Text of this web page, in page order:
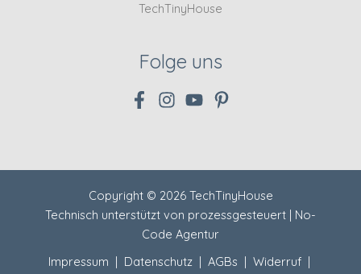
TechTinyHouse
Folge uns
Copyright © 2026 TechTinyHouse
Technisch unterstützt von prozessgesteuert | No-
Code Agentur
Impressum | Datenschutz| AGBs | Widerruf|